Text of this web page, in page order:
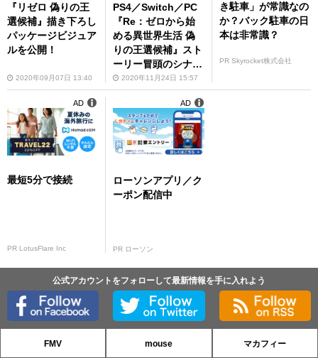
『リゼロ 偽りの王
選候補』描き下ろし
パッケージビジュア
ルを公開！
2020年09月07日 13:40
PS4／Switch／PC
『Re：ゼロから始
める異世界生活 偽
りの王選候補』スト
ーリー冒頭のシナリ
オを公開！
2020年11月24日 15:57
き駐車」が常識なの
か？バック駐車の日
本は非常識？
PR Skyrocket株式会社
最短5分で接続
PR LotusFlare Inc
AD
ローソンアプリ／ク
ーポン配信中
PR ローソン
AD
公式アカウントをフォローして最新情報を手に入れよう
FMV mouse マカフィー